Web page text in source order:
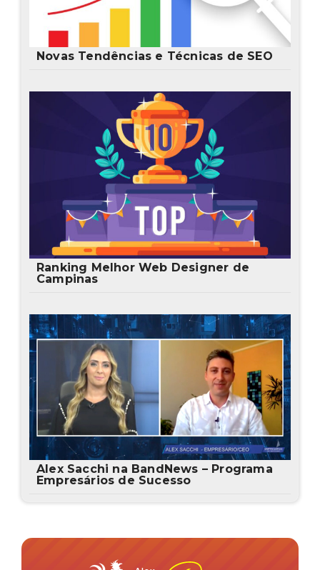
Novas Tendências e Técnicas de SEO
Ranking Melhor Web Designer de
Campinas
Alex Sacchi na BandNews – Programa
Empresários de Sucesso